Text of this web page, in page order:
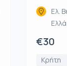
Ελ.
€30
Κρήτη